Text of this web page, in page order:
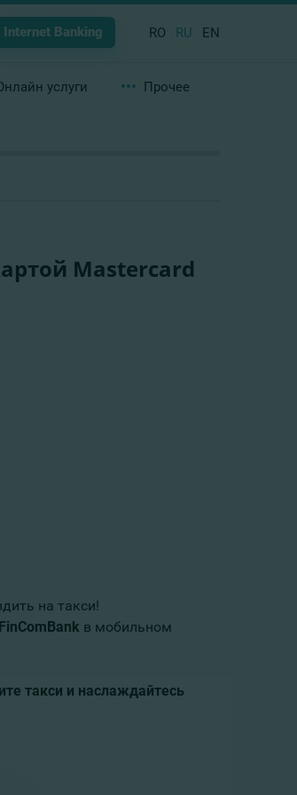
Internet Banking RO RU EN
услуги Прочее
Mastercard
на такси!
FinComBank в мобильном
такси и наслаждайтесь